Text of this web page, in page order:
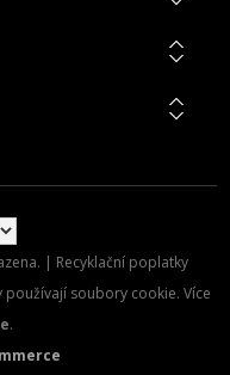
| Recyklační poplatky
soubory cookie. Více
.